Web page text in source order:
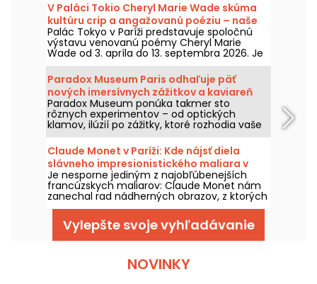
V Paláci Tokio Cheryl Marie Wade skúma
kultúru crip a angažovanú poéziu – naše
fotografie.
Palác Tokyo v Paríži predstavuje spoločnú
výstavu venovanú poémy Cheryl Marie
Wade od 3. apríla do 13. septembra 2026. Je
venovaná tejto osobe zo scény crip v
Berkeley a trasa výstavy spája archívy,
performancie a inštalácie, aby predstavila
slovo, ktoré je zároveň poetické, militantné a
späté s históriou postihnutia.
Paradox Museum Paris odhaľuje päť
nových imersívnych zážitkov a kaviareň
Hans & Gretel
Paradox Museum ponúka takmer sto
rôznych experimentov – od optických
klamov, ilúzií po zážitky, ktoré rozhodia vaše
zmysly – a všetko vás čaká v srdci Paríža.
Určite si zamilujete, ako vás dokážu oklamať,
a budete si môcť zachytiť surrealistické
snímky. Do zážitkového okruhu pribudlo päť
nových interaktívnych inštalácií, je najvyšší
čas vybrať sa na cestu plnú zmyslových
objavov! A ako čerešnička na torte vás čaká
úplne nový hutný kaviareň Hans & Gretel,
ktorá vás doslova chytí svojou chuťou.
Claude Monet v Paríži: Kde nájsť diela
slávneho impresionistického maliara v
hlavnom meste?
Je nesporne jediným z najobľúbenejších
francúzskych maliarov: Claude Monet nám
zanechal rad nádherných obrazov, z ktorých
niektoré môžete obdivovať v parížskych
múzeách. Vyberte sa na výlet!
Vylepšte svoje vyhľadávanie
NOVINKY